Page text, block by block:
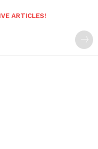
ARTICLES!